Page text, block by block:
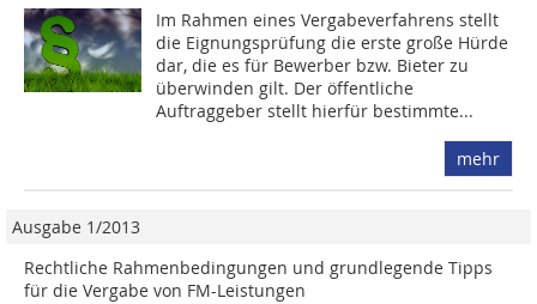
Im Rahmen eines Vergabeverfahrens stellt
die Eignungsprüfung die erste große Hürde
dar, die es für Bewerber bzw. Bieter zu
überwinden gilt. Der öffentliche
Auftraggeber stellt hierfür bestimmte...
mehr
Ausgabe 1/2013
Rechtliche Rahmenbedingungen und grundlegende Tipps
für die Vergabe von FM-Leistungen